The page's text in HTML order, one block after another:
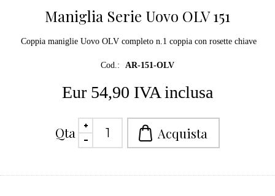
Maniglia Serie Uovo OLV 151
Coppia maniglie Uovo OLV completo n.1 coppia con rosette chiave
Cod.: AR-151-OLV
Eur 54,90 IVA inclusa
Qta